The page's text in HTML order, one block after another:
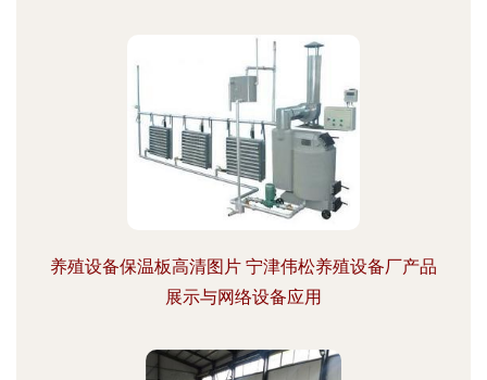
养殖设备保温板高清图片 宁津伟松养殖设备厂产品
展示与网络设备应用